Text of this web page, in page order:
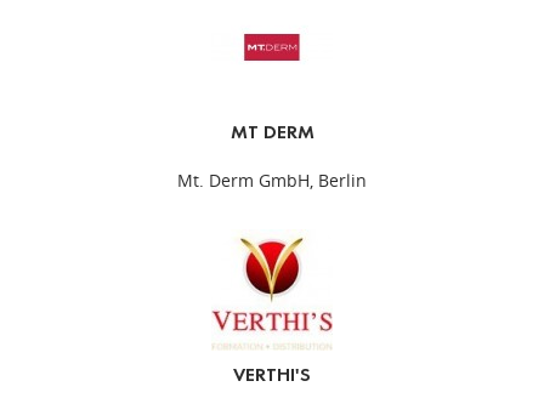
MT DERM
Mt. Derm GmbH, Berlin
VERTHI'S